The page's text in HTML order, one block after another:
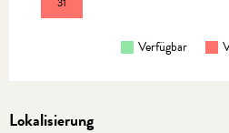
Verfügbar
Lokalisierung